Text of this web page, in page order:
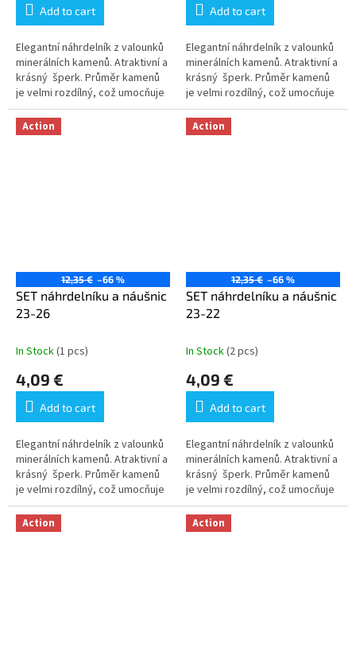
Add to cart
Elegantní náhrdelník z valounků
minerálních kamenů. Atraktivní a
krásný šperk. Průměr kamenů
je velmi rozdílný, což umocňuje
atraktivitu šperku. Ilustrativní...
Add to cart
Elegantní náhrdelník z valounků
minerálních kamenů. Atraktivní a
krásný šperk. Průměr kamenů
je velmi rozdílný, což umocňuje
atraktivitu šperku. Ilustrativní...
Action
12,35 € –66 %
SET náhrdelníku a náušnic
23-26
In Stock(1 pcs)
4,09 €
Add to cart
Elegantní náhrdelník z valounků
minerálních kamenů. Atraktivní a
krásný šperk. Průměr kamenů
je velmi rozdílný, což umocňuje
atraktivitu šperku. Ilustrativní...
Action
12,35 € –66 %
SET náhrdelníku a náušnic
23-22
In Stock(2 pcs)
4,09 €
Add to cart
Elegantní náhrdelník z valounků
minerálních kamenů. Atraktivní a
krásný šperk. Průměr kamenů
je velmi rozdílný, což umocňuje
atraktivitu šperku. Ilustrativní...
Action Action